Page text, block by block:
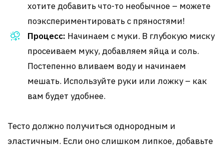
хотите добавить что-то необычное – можете
поэкспериментировать с пряностями!
Процесс: Начинаем с муки. В глубокую миску
просеиваем муку, добавляем яйца и соль.
Постепенно вливаем воду и начинаем
мешать. Используйте руки или ложку – как
вам будет удобнее.
Тесто должно получиться однородным и
эластичным. Если оно слишком липкое, добавьте